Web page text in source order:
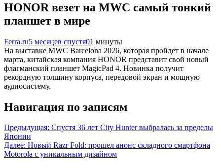
HONOR везет на MWC самый тонкий
планшет в мире
Ferra.ru5 месяцев спустя01 минуты
На выставке MWC Barcelona 2026, которая пройдет в начале
марта, китайская компания HONOR представит свой новый
флагманский планшет MagicPad 4. Новинка получит
рекордную толщину корпуса, передовой экран и мощную
аудиосистему.
Навигация по записям
Предыдущая: Спустя 36 лет City Hunter выбралась за пределы
Японии
Далее: Новый Razr Fold: прошел анонс складного смартфона
Motorola с уникальным дизайном